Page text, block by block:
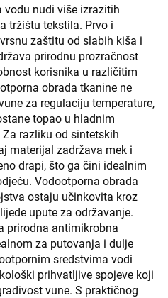
vodu nudi više izrazitih
tržištu tekstila. Prvo i
zaštitu od slabih kiša i
prirodnu prozračnost
korisnika u različitim
obrada tkanine ne
za regulaciju temperature,
topao u hladnim
razliku od sintetskih
materijal zadržava mek i
drapi, što ga čini idealnim
Vodootporna obrada
ostaju učinkovita kroz
upute za održavanje.
prirodna antimikrobna
za putovanja i dulje
sredstvima vodi
prihvatljive spojeve koji
vune. S praktičnog